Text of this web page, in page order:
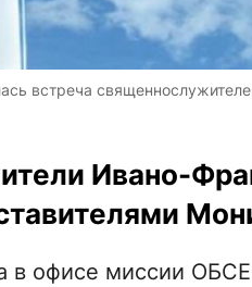
встреча
Ивано-
в офисе миссии